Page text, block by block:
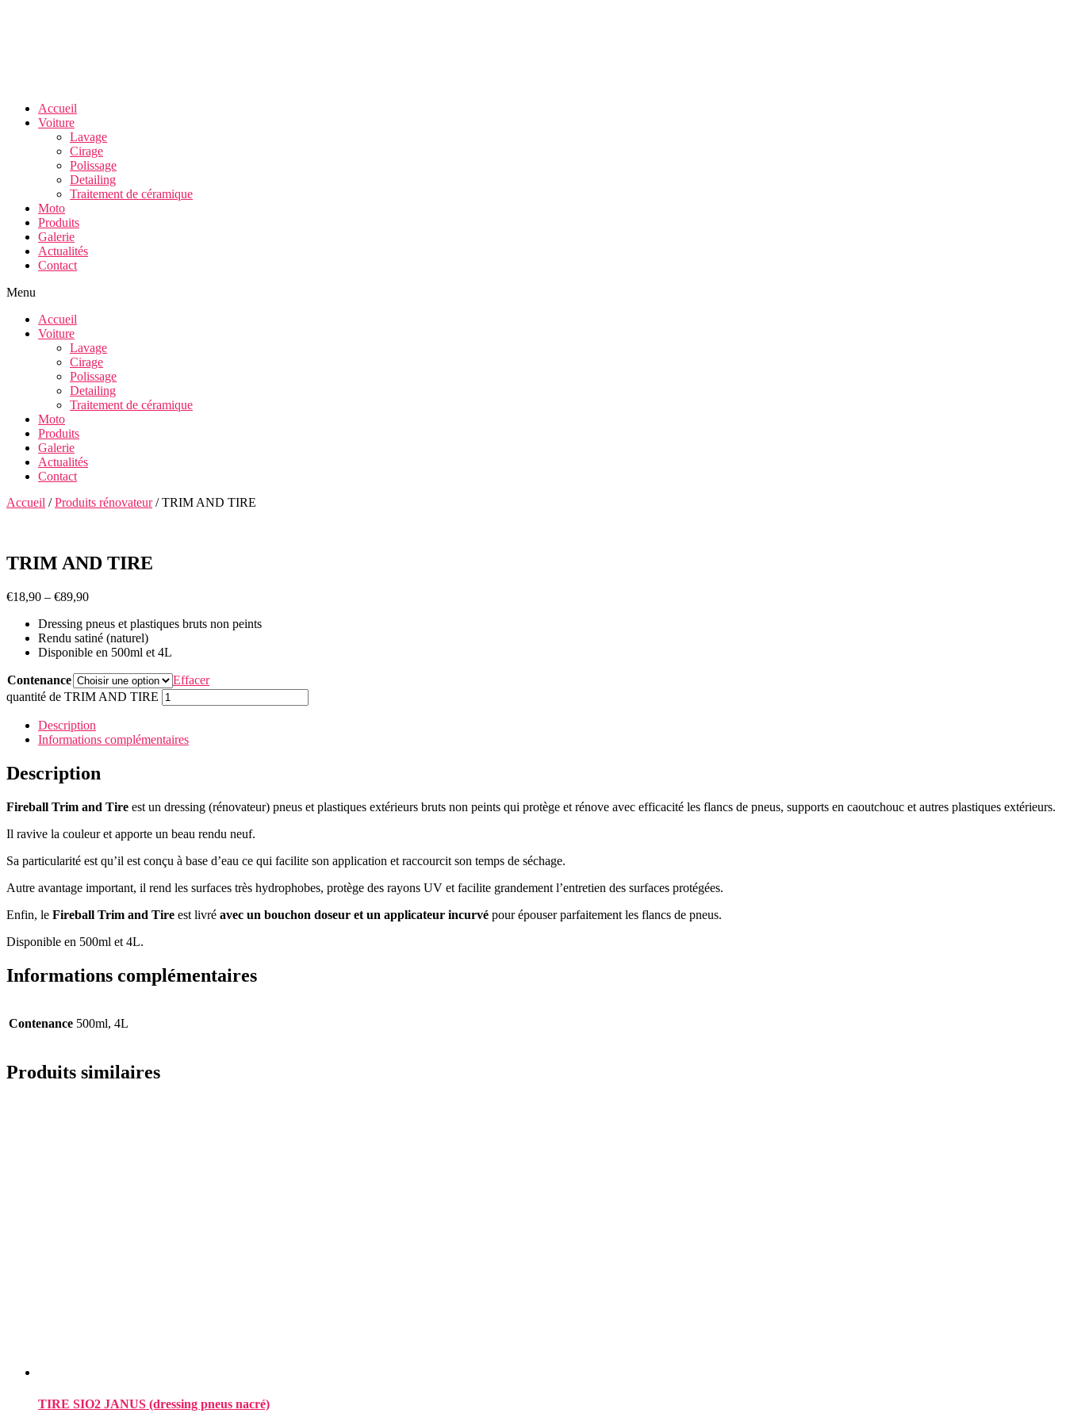
Accueil
Voiture
Lavage
Cirage
Polissage
Detailing
Traitement de céramique
Moto
Produits
Galerie
Actualités
Contact
Menu
Accueil
Voiture
Lavage
Cirage
Polissage
Detailing
Traitement de céramique
Moto
Produits
Galerie
Actualités
Contact
Accueil /Produits rénovateur/ TRIM AND TIRE
TRIM AND TIRE
€18,90 – €89,90
Dressing pneus et plastiques bruts non peints
Rendu satiné (naturel)
Disponible en 500ml et 4L
Contenance
Effacer
quantité de TRIM AND TIRE
Description
Informations complémentaires
Description
Fireball Trim and Tire est un dressing (rénovateur) pneus et plastiques extérieurs bruts non peints qui protège et rénove avec efficacité les flancs de pneus, supports en caoutchouc et autres plastiques extérieurs.
Il ravive la couleur et apporte un beau rendu neuf.
Sa particularité est qu’il est conçu à base d’eau ce qui facilite son application et raccourcit son temps de séchage.
Autre avantage important, il rend les surfaces très hydrophobes, protège des rayons UV et facilite grandement l’entretien des surfaces protégées.
Enfin, le Fireball Trim and Tire est livré avec un bouchon doseur et un applicateur incurvé pour épouser parfaitement les flancs de pneus.
Disponible en 500ml et 4L.
Informations complémentaires
Contenance 500ml, 4L
Produits similaires
TIRE SIO2 JANUS (dressing pneus nacré)